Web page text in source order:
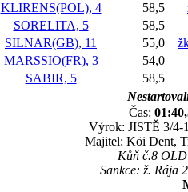
KLIRENS(POL), 4 58,5
SORELITA, 5 58,5
SILNAR(GB), 11 55,0
MARSSIO(FR), 3 54,0
SABIR, 5 58,5
Čas:
Výrok: JISTĚ 3/4-
Majitel: Köi Dent,
Kůň č.8
Sankce: ž. Rája